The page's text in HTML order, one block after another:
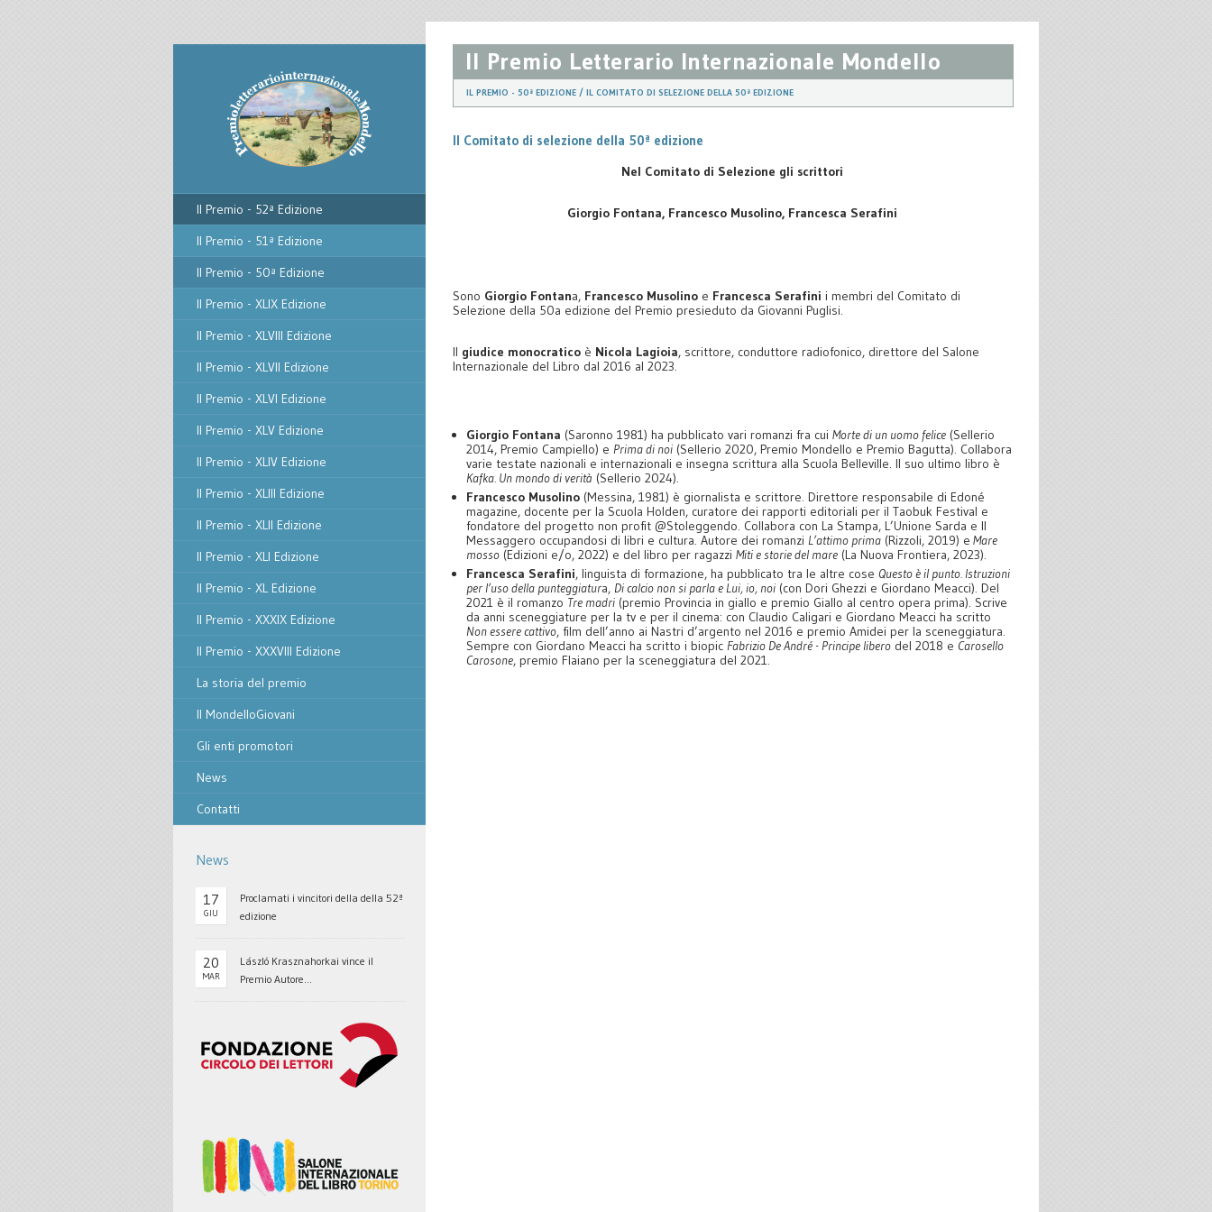
Il Premio - 52ª Edizione
Il Premio - 51ª Edizione
Il Premio - 50ª Edizione
Il Premio - XLIX Edizione
Il Premio - XLVIII Edizione
Il Premio - XLVII Edizione
Il Premio - XLVI Edizione
Il Premio - XLV Edizione
Il Premio - XLIV Edizione
Il Premio - XLIII Edizione
Il Premio - XLII Edizione
Il Premio - XLI Edizione
Il Premio - XL Edizione
Il Premio - XXXIX Edizione
Il Premio - XXXVIII Edizione
La storia del premio
Il MondelloGiovani
Gli enti promotori
News
Contatti
News
17
GIU
Proclamati i vincitori della della 52ª
edizione
20
MAR
László Krasznahorkai vince il
Premio Autore...
Il Premio Letterario Internazionale Mondello
IL PREMIO - 50ª EDIZIONE / IL COMITATO DI SELEZIONE DELLA 50ª EDIZIONE
Il Comitato di selezione della 50ª edizione
Nel Comitato di Selezione gli scrittori
Giorgio Fontana, Francesco Musolino, Francesca Serafini
Sono Giorgio Fontana, Francesco Musolino e Francesca Serafini i membri del Comitato di
Selezione della 50a edizione del Premio presieduto da Giovanni Puglisi.
Il giudice monocratico è Nicola Lagioia, scrittore, conduttore radiofonico, direttore del Salone
Internazionale del Libro dal 2016 al 2023.
Giorgio Fontana (Saronno 1981) ha pubblicato vari romanzi fra cui Morte di un uomo felice (Sellerio
2014, Premio Campiello) e Prima di noi (Sellerio 2020, Premio Mondello e Premio Bagutta). Collabora
varie testate nazionali e internazionali e insegna scrittura alla Scuola Belleville. Il suo ultimo libro è
Kafka. Un mondo di verità (Sellerio 2024).
Francesco Musolino (Messina, 1981) è giornalista e scrittore. Direttore responsabile di Edoné
magazine, docente per la Scuola Holden, curatore dei rapporti editoriali per il Taobuk Festival e
fondatore del progetto non profit @Stoleggendo. Collabora con La Stampa, L’Unione Sarda e Il
Messaggero occupandosi di libri e cultura. Autore dei romanzi L’attimo prima (Rizzoli, 2019) e Mare
mosso (Edizioni e/o, 2022) e del libro per ragazzi Miti e storie del mare (La Nuova Frontiera, 2023).
Francesca Serafini, linguista di formazione, ha pubblicato tra le altre cose Questo è il punto. Istruzioni
per l’uso della punteggiatura, Di calcio non si parla e Lui, io, noi (con Dori Ghezzi e Giordano Meacci). Del
2021 è il romanzo Tre madri (premio Provincia in giallo e premio Giallo al centro opera prima). Scrive
da anni sceneggiature per la tv e per il cinema: con Claudio Caligari e Giordano Meacci ha scritto
Non essere cattivo, film dell’anno ai Nastri d’argento nel 2016 e premio Amidei per la sceneggiatura.
Sempre con Giordano Meacci ha scritto i biopic Fabrizio De André - Principe libero del 2018 e Carosello
Carosone, premio Flaiano per la sceneggiatura del 2021.